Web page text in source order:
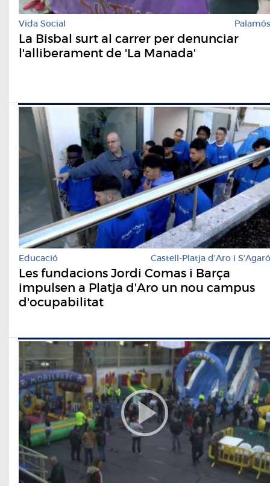
Vida Social Palamós
La Bisbal surt al carrer per denunciar
l'alliberament de 'La Manada'
Educació Castell-Platja d'Aro i S'Agaró
Les fundacions Jordi Comas i Barça
impulsen a Platja d'Aro un nou campus
d'ocupabilitat